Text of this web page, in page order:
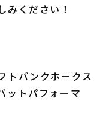
みください！
トバンクホークス
ットパフォーマ